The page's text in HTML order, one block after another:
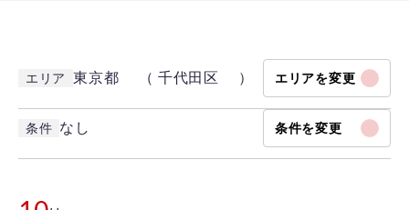
エリア 東京都 （ 千代田区 ） エリアを変更
条件 なし 条件を変更